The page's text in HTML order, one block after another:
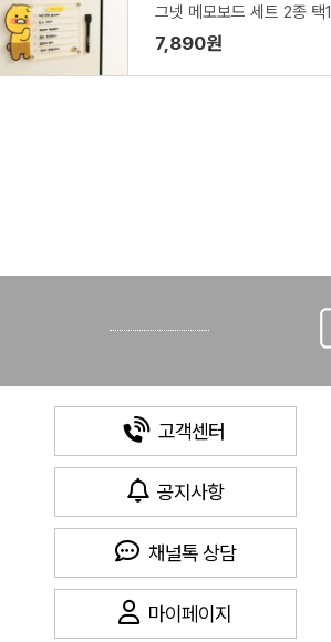
그넷 메모보드 세트 2종 택1
7,890원
고객센터
공지사항
채널톡 상담
마이페이지